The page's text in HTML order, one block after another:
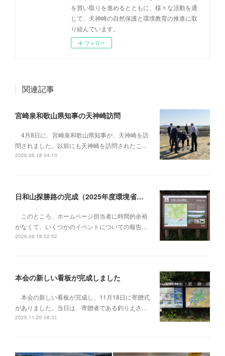
を買い取りを進めるとともに、様々な活動を通
じて、天神崎の自然保護と環境教育の推進に取
り組んでいます。
フォロー
関連記事
宮崎泉和歌山県知事の天神崎訪問
4月8日に、宮崎泉和歌山県知事が、天神崎を訪
問されました。以前にも天神崎を訪問されたこ…
2026.06.18 04:10
日和山探勝路の完成（2025年度環境省の整備事業）
このところ、ホームページ担当者に時間的余裕
がなくて、いくつかのイベントについての報告…
2026.06.18 02:52
本会の新しい看板が完成しました
本会の新しい看板が完成し、11月18日に寄贈式
がありました。当日は、寄贈者である釣りえさ…
2025.11.20 08:31